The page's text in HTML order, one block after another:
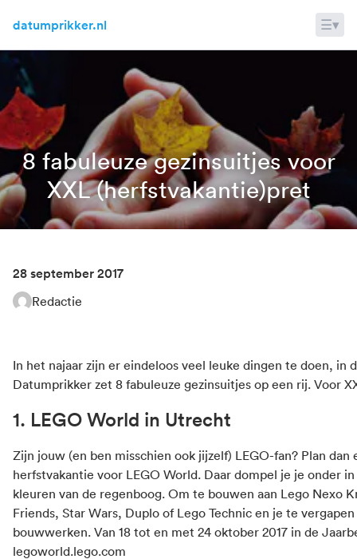
datumprikker.nl
☰▾
8 fabuleuze gezinsuitjes voor
XXL (herfstvakantie)pret
28 september 2017
Redactie
In het najaar zijn er eindeloos veel leuke dingen te doen, in
Datumprikker zet 8 fabuleuze gezinsuitjes op een rij. Voor
1. LEGO World in Utrecht
Zijn jouw (en ben misschien ook jijzelf) LEGO-fan? Plan
herfstvakantie voor LEGO World. Daar dompel je je onder
kleuren van de regenboog. Om te bouwen aan Lego Nexo
Friends, Star Wars, Duplo of Lego Technic en je te
bouwwerken. Van 18 tot en met 24 oktober 2017 in de
legoworld.lego.com